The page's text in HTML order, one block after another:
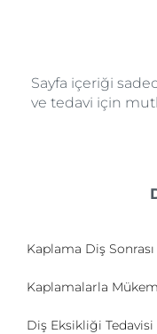
Sayfa içeriği
ve tedavi için
Kaplama Diş
Kaplamalarla
Diş Eksikliği